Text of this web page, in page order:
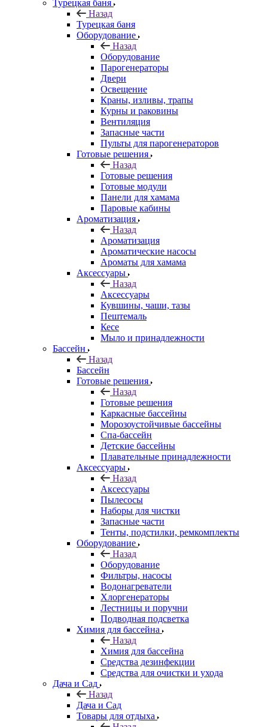
Турецкая баня
Назад
Турецкая баня
Оборудование
Назад
Оборудование
Парогенераторы
Двери
Освещение
Краны, изливы, трапы
Курны и раковины
Вентиляция
Запасные части
Пульты для парогенераторов
Готовые решения
Назад
Готовые решения
Готовые модули
Панели для хамама
Паровые кабины
Ароматизация
Назад
Ароматизация
Ароматические насосы
Ароматы для хамама
Аксессуары
Назад
Аксессуары
Кувшины, чаши, тазы
Пештемаль
Кесе
Мыло и принадлежности
Бассейн
Назад
Бассейн
Готовые решения
Назад
Готовые решения
Каркасные бассейны
Морозоустойчивые бассейны
Спа-бассейн
Детские бассейны
Плавательные принадлежности
Аксессуары
Назад
Аксессуары
Пылесосы
Наборы для чистки
Запасные части
Тенты, подстилки, ремкомплекты
Оборудование
Назад
Оборудование
Фильтры, насосы
Водонагреватели
Хлоргенераторы
Лестницы и поручни
Подводная подсветка
Химия для бассейна
Назад
Химия для бассейна
Средства дезинфекции
Средства для очистки и ухода
Дача и Сад
Назад
Дача и Сад
Товары для отдыха